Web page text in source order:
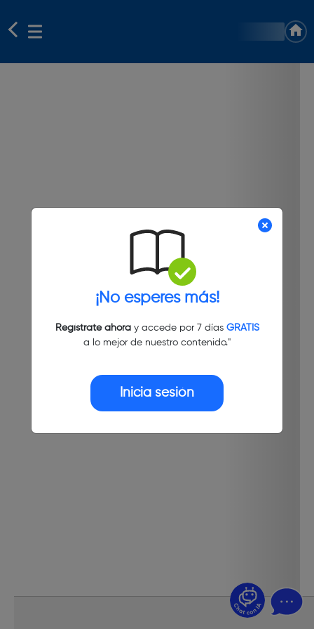
¡No esperes más!
Regístrate ahoray accede por 7 días GRATIS
a lo mejor de nuestro contenido."
Inicia sesión